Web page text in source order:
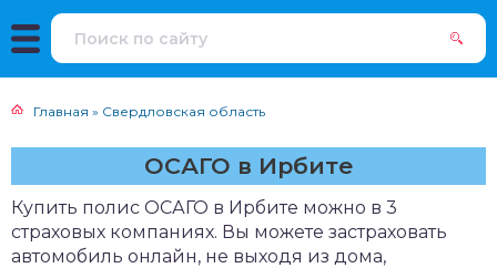
Главная » Свердловская область
ОСАГО в Ирбите
Купить полис ОСАГО в Ирбите можно в 3
страховых компаниях. Вы можете застраховать
автомобиль онлайн, не выходя из дома,